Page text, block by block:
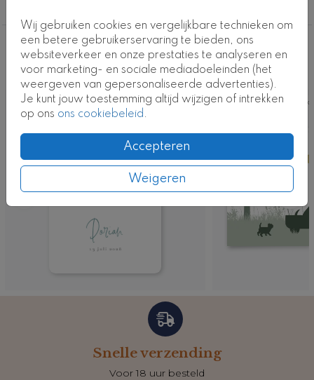
Wij gebruiken cookies en vergelijkbare technieken om
een betere gebruikerservaring te bieden, ons
websiteverkeer en onze prestaties te analyseren en
voor marketing- en sociale mediadoeleinden (het
weergeven van gepersonaliseerde advertenties).
Je kunt jouw toestemming altijd wijzigen of intrekken
op ons ons cookiebeleid.
Accepteren
Weigeren
Deze ontwerpen vind je misschien ook
leuk
Kaart
Snelle verzending
Voor 18 uur besteld